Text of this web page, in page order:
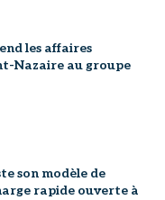
les affaires
Nazaire au groupe
son modèle de
rapide ouverte à